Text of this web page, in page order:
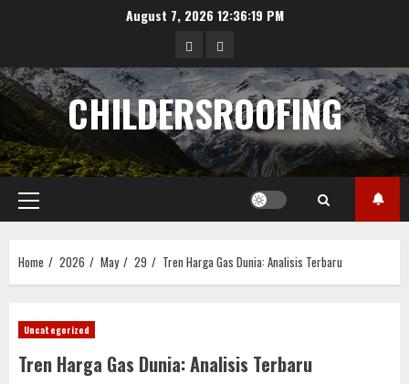
August 7, 2026 12:36:19 PM
data
hongkong
angka
pengeluaran
sgp
CHILDERSROOFING
Primary
Menu
Home 2026 May 29 Tren Harga Gas Dunia: Analisis Terbaru
Uncategorized
Tren Harga Gas Dunia: Analisis Terbaru